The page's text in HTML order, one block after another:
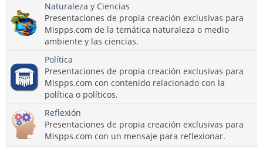
Naturaleza y Ciencias
Presentaciones de propia creación exclusivas para
Mispps.com de la temática naturaleza o medio
ambiente y las ciencias.
Política
Presentaciones de propia creación exclusivas para
Mispps.com con contenido relacionado con la
política o políticos.
Reflexión
Presentaciones de propia creación exclusivas para
Mispps.com con un mensaje para reflexionar.